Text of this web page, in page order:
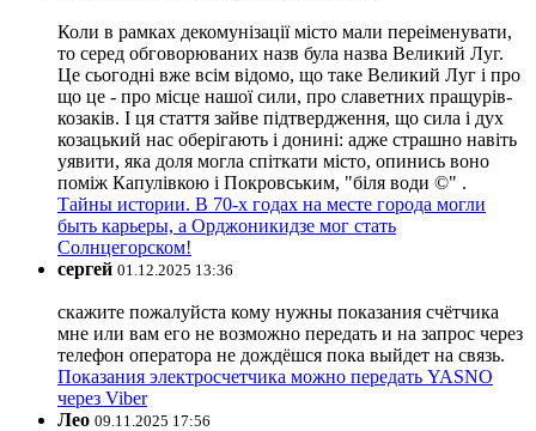
Коли в рамках декомунізації місто мали переіменувати,
то серед обговорюваних назв була назва Великий Луг.
Це сьогодні вже всім відомо, що таке Великий Луг і про
що це - про місце нашої сили, про славетних пращурів-
козаків. І ця стаття зайве підтвердження, що сила і дух
козацький нас оберігають і донині: адже страшно навіть
уявити, яка доля могла спіткати місто, опинись воно
поміж Капулівкою і Покровським, "біля води ©" .
Тайны истории. В 70-х годах на месте города могли
быть карьеры, а Орджоникидзе мог стать
Солнцегорском!
сергей 01.12.2025 13:36
скажите пожалуйста кому нужны показания счётчика
мне или вам его не возможно передать и на запрос через
телефон оператора не дождёшся пока выйдет на связь.
Показания электросчетчика можно передать YASNO
через Viber
Лео 09.11.2025 17:56